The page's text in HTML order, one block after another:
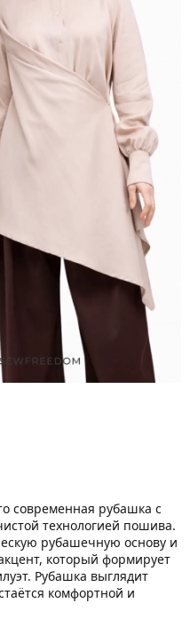
современная рубашка с
технологией пошива.
рубашечную основу и
который формирует
Рубашка выглядит
комфортной и